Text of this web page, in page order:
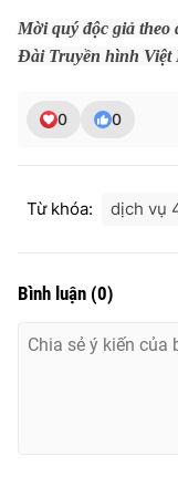
Cơ quan báo chí:
cấp ngày 29/12/2023
Mời quý độc giả theo
Đài Truyền hình Việt
0 0
Từ khóa: dịch vụ
Bình luận (0)